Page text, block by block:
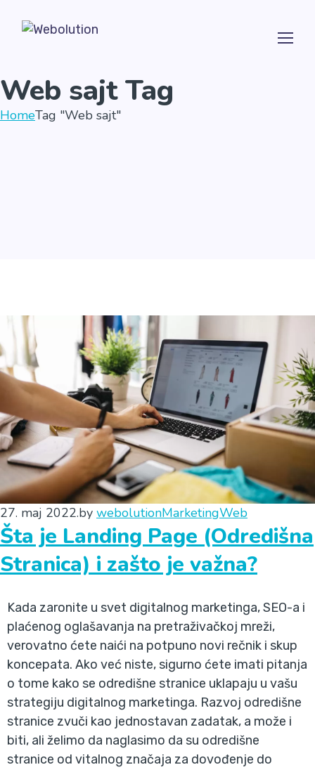
Web sajt Tag
HomeTag "Web sajt"
27. maj 2022.by webolutionMarketingWeb
Šta je Landing Page (Odredišna
Stranica) i zašto je važna?
Kada zaronite u svet digitalnog marketinga, SEO-a i
plaćenog oglašavanja na pretraživačkoj mreži,
verovatno ćete naići na potpuno novi rečnik i skup
koncepata. Ako već niste, sigurno ćete imati pitanja
o tome kako se odredišne stranice uklapaju u vašu
strategiju digitalnog marketinga. Razvoj odredišne
stranice zvuči kao jednostavan zadatak, a može i
biti, ali želimo da naglasimo da su odredišne
stranice od vitalnog značaja za dovođenje do